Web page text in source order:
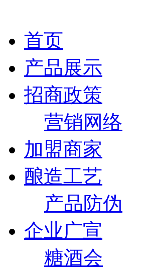
首页
产品展示
招商政策
营销网络
加盟商家
酿造工艺
产品防伪
企业广宣
糖酒会